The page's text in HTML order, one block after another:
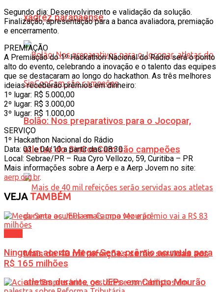
xadrez paranaense
Bolão: Nos preparativos para o Jocopar,
atletas do SinConCam são campeões
Mais de 40 mil refeições serão servidas aos
atletas durante os JEPs em Campo Mourão
Segundo dia: Desenvolvimento e validação da solução.
Finalização, apresentação para a banca avaliadora, premiação
e encerramento.
PREMIAÇÃO
A Premiação do 1º Hackathon Nacional do Rádio será o ponto
alto do evento, celebrando a inovação e o talento das equipes
que se destacaram ao longo do hackathon. As três melhores
ideias receberão prêmios em dinheiro:
1º lugar: R$ 5.000,00
2º lugar: R$ 3.000,00
3º lugar: R$ 1.000,00
SERVIÇO
1º Hackathon Nacional do Rádio
Data: 03 e 04/10 a partir das 08:30
Local: Sebrae/PR – Rua Cyro Vellozo, 59, Curitiba – PR
Mais informações sobre a Aerp e a Aerp Jovem no site:
aerp.org.br.
VEJATAMBÉM
Ninguém acerta Mega-Sena; prêmio acumula para
R$ 165 milhões